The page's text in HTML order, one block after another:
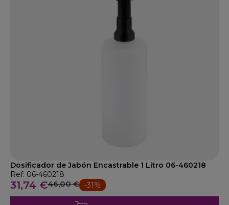
Dosificador de Jabón Encastrable 1 Litro 06-460218
Ref: 06-460218
31,74 €46,00 € -31%